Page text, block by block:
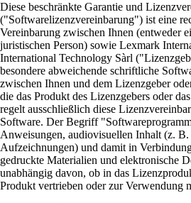
Diese beschränkte Garantie und
("Softwarelizenzvereinbarung") ist eine
Vereinbarung zwischen Ihnen (entweder
juristischen Person) sowie Lexmark
International Technology Sàrl
besondere abweichende schriftliche
zwischen Ihnen und dem Lizenzgeber
die das Produkt des Lizenzgebers oder
regelt ausschließlich diese
Software. Der Begriff
Anweisungen, audiovisuellen Inhalt (z.
Aufzeichnungen) und damit in
gedruckte Materialien und elektronische
unabhängig davon, ob in das
Produkt vertrieben oder zur Verwendung